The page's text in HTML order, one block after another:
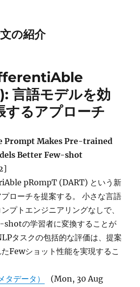
の紹介
言語モデルを効
するアプローチ
Prompt Makes Pre-trained
Better Few-shot
pRompT (DART) という新
ローチを提案する。 小さな言語
プトエンジニアリングなしで、
shotの学習者に変換することが
タスクの包括的な評価は、提案
Fewショット性能を実現するこ
タデータ）
(Mon, 30 Aug